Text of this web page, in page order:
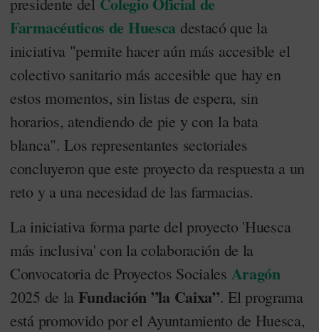
Farmacéuticos de Huesca destacó que la
iniciativa "permite hacer aún más accesible el
colectivo sanitario más accesible que hay en
estos momentos, sin listas de espera, sin
horarios, atendiendo de pie y con la bata
blanca". Los representantes sectoriales
concluyeron que este proyecto da respuesta a un
reto y a una necesidad de las farmacias.
La iniciativa forma parte del proyecto 'Huesca
más inclusiva' con la colaboración de la
Convocatoria de Proyectos Sociales Aragón
2025 de la Fundación ”la Caixa”. El programa
está promovido por el Ayuntamiento de Huesca,